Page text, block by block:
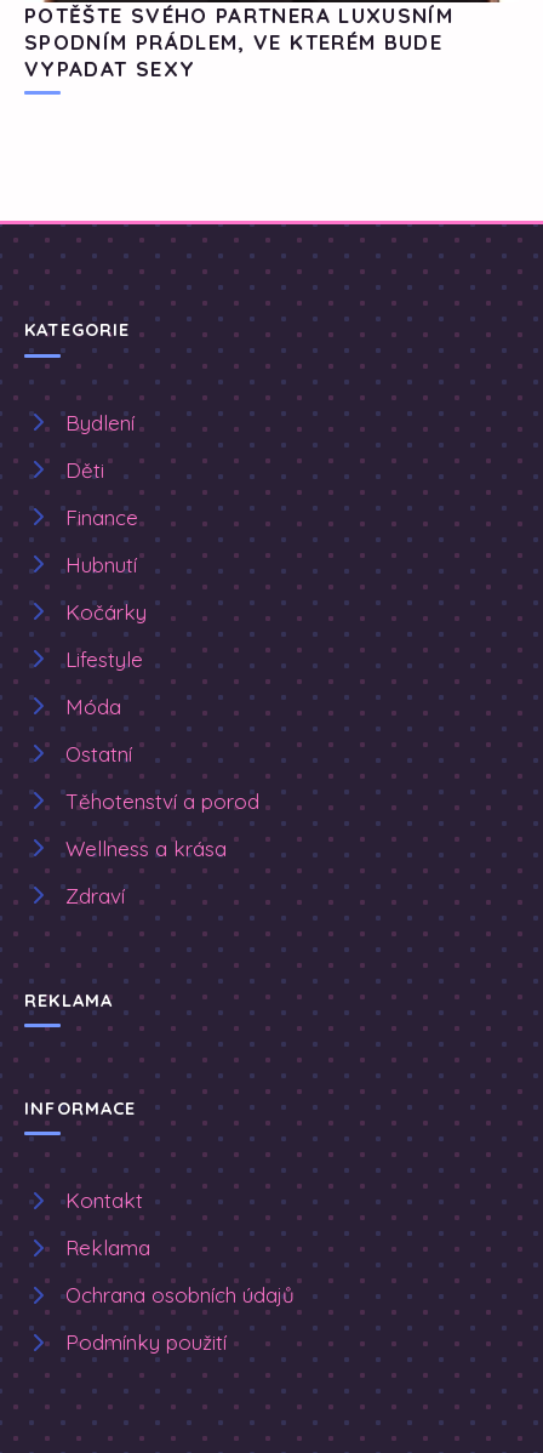
POTĚŠTE SVÉHO PARTNERA LUXUSNÍM
SPODNÍM PRÁDLEM, VE KTERÉM BUDE
VYPADAT SEXY
KATEGORIE
Bydlení
Děti
Finance
Hubnutí
Kočárky
Lifestyle
Móda
Ostatní
Těhotenství a porod
Wellness a krása
Zdraví
REKLAMA
INFORMACE
Kontakt
Reklama
Ochrana osobních údajů
Podmínky použití